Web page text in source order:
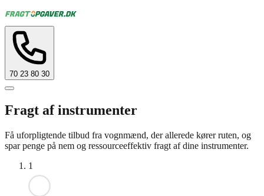
70 23 80 30
Fragt af instrumenter
Få uforpligtende tilbud fra vognmænd, der allerede kører ruten, og
spar penge på nem og ressourceeffektiv fragt af dine instrumenter.
1